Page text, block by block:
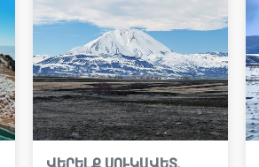
ՎԵՐԵԼՔ ՍՈՒԿԱՎԵՏ,